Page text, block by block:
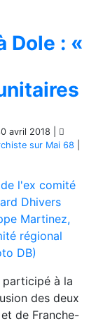
Dole : «
avril 2018
sur Mai 68
participé à la
des deux
de Franche-